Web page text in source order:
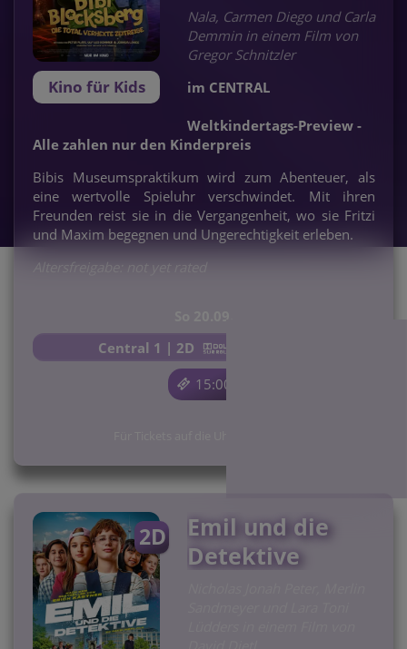
Kino für Kids
Nala, Carmen Diego und Carla
Demmin in einem Film von
Gregor Schnitzler
im CENTRAL
Weltkindertags-Preview -
Alle zahlen nur den Kinderpreis
Bibis Museumspraktikum wird zum Abenteuer, als
eine wertvolle Spieluhr verschwindet. Mit ihren
Freunden reist sie in die Vergangenheit, wo sie Fritzi
und Maxim begegnen und Ungerechtigkeit erleben.
Altersfreigabe: not yet rated
15:00
Central 1 | 2D
2D
Emil und die
Detektive